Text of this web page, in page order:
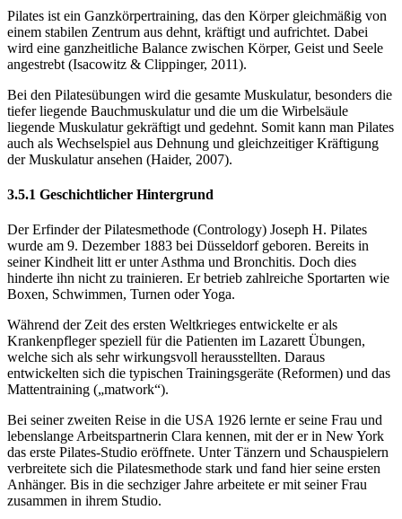
Pilates ist ein Ganzkörpertraining, das den Körper gleichmäßig von
einem stabilen Zentrum aus dehnt, kräftigt und aufrichtet. Dabei
wird eine ganzheitliche Balance zwischen Körper, Geist und Seele
angestrebt (Isacowitz & Clippinger, 2011).
Bei den Pilatesübungen wird die gesamte Muskulatur, besonders die
tiefer liegende Bauchmuskulatur und die um die Wirbelsäule
liegende Muskulatur gekräftigt und gedehnt. Somit kann man Pilates
auch als Wechselspiel aus Dehnung und gleichzeitiger Kräftigung
der Muskulatur ansehen (Haider, 2007).
3.5.1 Geschichtlicher Hintergrund
Der Erfinder der Pilatesmethode (Contrology) Joseph H. Pilates
wurde am 9. Dezember 1883 bei Düsseldorf geboren. Bereits in
seiner Kindheit litt er unter Asthma und Bronchitis. Doch dies
hinderte ihn nicht zu trainieren. Er betrieb zahlreiche Sportarten wie
Boxen, Schwimmen, Turnen oder Yoga.
Während der Zeit des ersten Weltkrieges entwickelte er als
Krankenpfleger speziell für die Patienten im Lazarett Übungen,
welche sich als sehr wirkungsvoll herausstellten. Daraus
entwickelten sich die typischen Trainingsgeräte (Reformen) und das
Mattentraining („matwork“).
Bei seiner zweiten Reise in die USA 1926 lernte er seine Frau und
lebenslange Arbeitspartnerin Clara kennen, mit der er in New York
das erste Pilates-Studio eröffnete. Unter Tänzern und Schauspielern
verbreitete sich die Pilatesmethode stark und fand hier seine ersten
Anhänger. Bis in die sechziger Jahre arbeitete er mit seiner Frau
zusammen in ihrem Studio.